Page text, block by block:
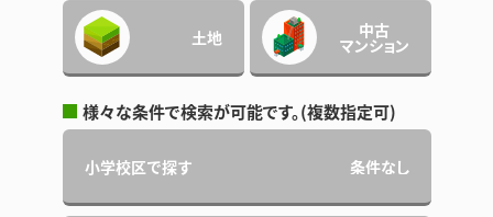
土地 中古
マンション
様々な条件で検索が可能です。(複数指定可)
小学校区で探す 条件なし